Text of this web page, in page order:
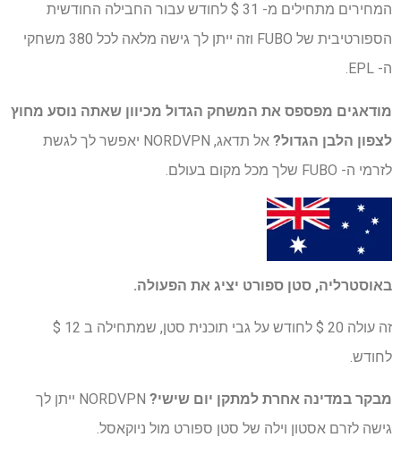
המחירים מתחילים מ- 31 $ לחודש עבור החבילה החודשית
הספורטיבית של FUBO וזה ייתן לך גישה מלאה לכל 380 משחקי
ה- EPL.
מודאגים מפספס את המשחק הגדול מכיוון שאתה נוסע מחוץ
לצפון הלבן הגדול?
אל תדאג, NORDVPN יאפשר לך לגשת
לזרמי ה- FUBO שלך מכל מקום בעולם.
באוסטרליה, סטן ספורט יציג את הפעולה.
זה עולה 20 $ לחודש על גבי תוכנית סטן, שמתחילה ב 12 $
לחודש.
מבקר במדינה אחרת למתקן יום שישי?
NORDVPN ייתן לך
גישה לזרם אסטון וילה של סטן ספורט מול ניוקאסל.